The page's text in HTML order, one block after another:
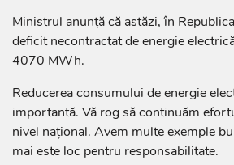
Ministrul anunță că astăzi, în
deficit necontractat de energie
4070 MWh.
Reducerea consumului de energie
importantă. Vă rog să continuăm
nivel național. Avem multe exemple
mai este loc pentru responsabilitate.